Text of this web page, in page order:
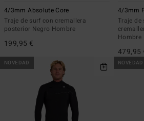
4/3mm Absolute Core
Traje de surf con cremallera
posterior Negro Hombre
199,95 €
4/3mm
Traje
Hombre
479,95
NOVEDAD NOVEDAD